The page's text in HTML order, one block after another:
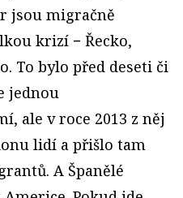
jsou migračně
krizí − Řecko,
To bylo před deseti či
jednou
ale v roce 2013 z něj
lidí a přišlo tam
A Španělé